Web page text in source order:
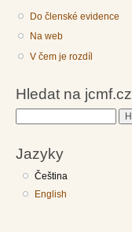
Do členské evidence
Na web
V čem je rozdíl
Hledat na jcmf.cz
Jazyky
Čeština
English